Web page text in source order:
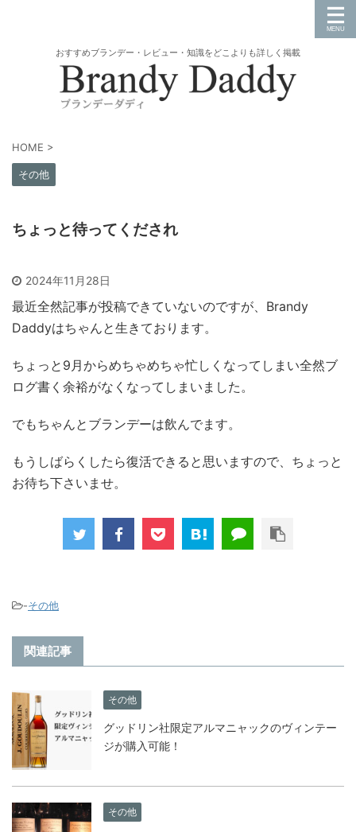
おすすめブランデー・レビュー・知識をどこよりも詳しく掲載
HOME >
その他
ちょっと待ってくだされ
2024年11月28日
最近全然記事が投稿できていないのですが、Brandy
Daddyはちゃんと生きております。
ちょっと9月からめちゃめちゃ忙しくなってしまい全然ブ
ログ書く余裕がなくなってしまいました。
でもちゃんとブランデーは飲んでます。
もうしばらくしたら復活できると思いますので、ちょっと
お待ち下さいませ。
-その他
関連記事
その他
グッドリン社限定アルマニャックのヴィンテー
ジが購入可能！
その他